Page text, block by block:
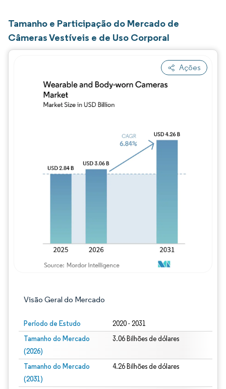
Tamanho e Participação do Mercado de
Câmeras Vestíveis e de Uso Corporal
Ações
Visão Geral do Mercado
Período de Estudo 2020 - 2031
Tamanho do Mercado
(2026)
3.06 Bilhões de dólares
Tamanho do Mercado
(2031)
4.26 Bilhões de dólares